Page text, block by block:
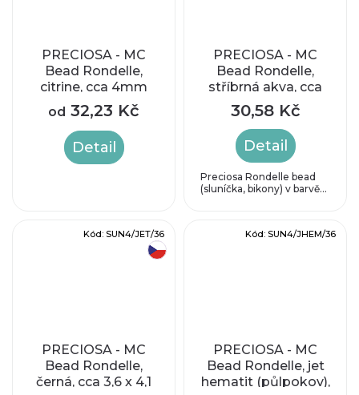
PRECIOSA - MC
Bead Rondelle,
citrine, cca 4mm
od 32,23 Kč
Detail
PRECIOSA - MC
Bead Rondelle,
stříbrná akva, cca
3,6 x 4,1 mm
30,58 Kč
Detail
Preciosa Rondelle bead
(sluníčka, bikony) v barvě...
PRECIOSA - MC
Bead Rondelle,
černá, cca 3,6 x 4,1
Kód: SUN4/JET/36
PRECIOSA - MC
Bead Rondelle, jet
hematit (půlpokov),
Kód: SUN4/JHEM/36